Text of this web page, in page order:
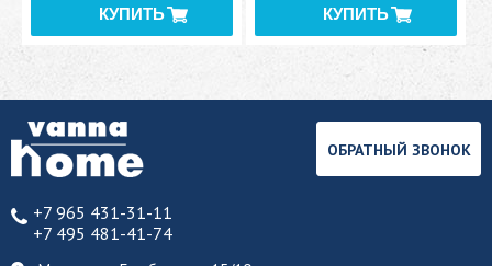
+7 965 431-31-11
+7 495 481-41-74
ОБРАТНЫЙ ЗВОНОК